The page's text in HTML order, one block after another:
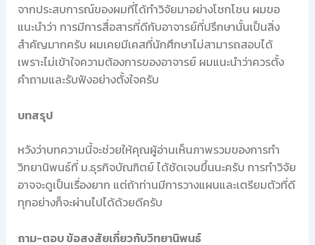
จากประสบการณ์ของผมที่ได้ทำวิจัยมาอย่างโชกโชน ผมขอ
แนะนำว่า การมีการสื่อสารที่ดีกับอาจารย์ที่ปรึกษานั้นเป็นสิ่ง
สำคัญมากครับ ผมเคยมีเคสที่นักศึกษาไม่สามารถสอบได้
เพราะไม่เข้าใจความต้องการของอาจารย์ ผมแนะนำว่าควรตั้ง
คำถามและรับฟังอย่างตั้งใจครับ
บทสรุป
หวังว่าบทความนี้จะช่วยให้คุณผู้อ่านเห็นภาพรวมของการทำ
วิทยานิพนธ์ที่ ม.ธุรกิจบัณฑิตย์ ได้ชัดเจนขึ้นนะครับ การทำวิจัย
อาจจะดูเป็นเรื่องยาก แต่ถ้าท่านมีการวางแผนและเตรียมตัวที่ดี
ทุกอย่างก็จะผ่านไปได้ด้วยดีครับ
ถาม-ตอบ ข้อสงสัยเกี่ยวกับวิทยานิพนธ์